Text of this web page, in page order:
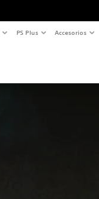
PS Plus Accesorios